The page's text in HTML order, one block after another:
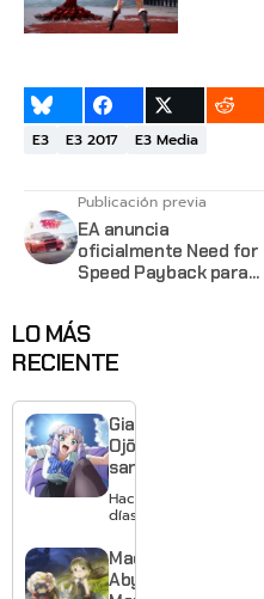
E3 E3 2017 E3 Media
Publicación previa
EA anuncia
oficialmente Need for
Speed Payback para
LO MÁS
RECIENTE
Giant
Ojō-
sama
revela
visual y
estreno
para
Hace 3
días
Made in
Abyss: